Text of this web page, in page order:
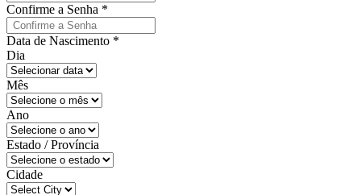
Confirme a Senha *
Data de Nascimento *
Dia
Mês
Ano
Estado / Província
Cidade